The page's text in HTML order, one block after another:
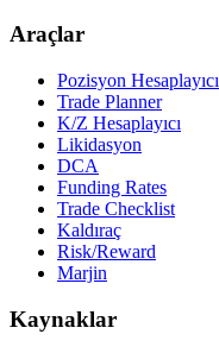
Araçlar
Pozisyon Hesaplayıcı
Trade Planner
K/Z Hesaplayıcı
Likidasyon
DCA
Funding Rates
Trade Checklist
Kaldıraç
Risk/Reward
Marjin
Kaynaklar